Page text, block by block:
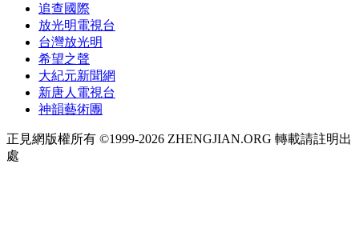
追查國際
放光明電視台
台灣放光明
希望之聲
大紀元新聞網
新唐人電視台
神韻藝術團
正見網版權所有 ©1999-2026 ZHENGJIAN.ORG 轉載請註明出
處